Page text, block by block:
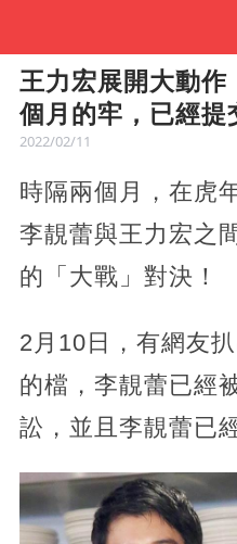
王力宏展開大動作
個月的牢，已經提
2022/02/11
時隔兩個月，在虎
李靚蕾與王力宏之
的「大戰」對決！
2月10日，有網友
的檔，李靚蕾已經
訟，並且李靚蕾已